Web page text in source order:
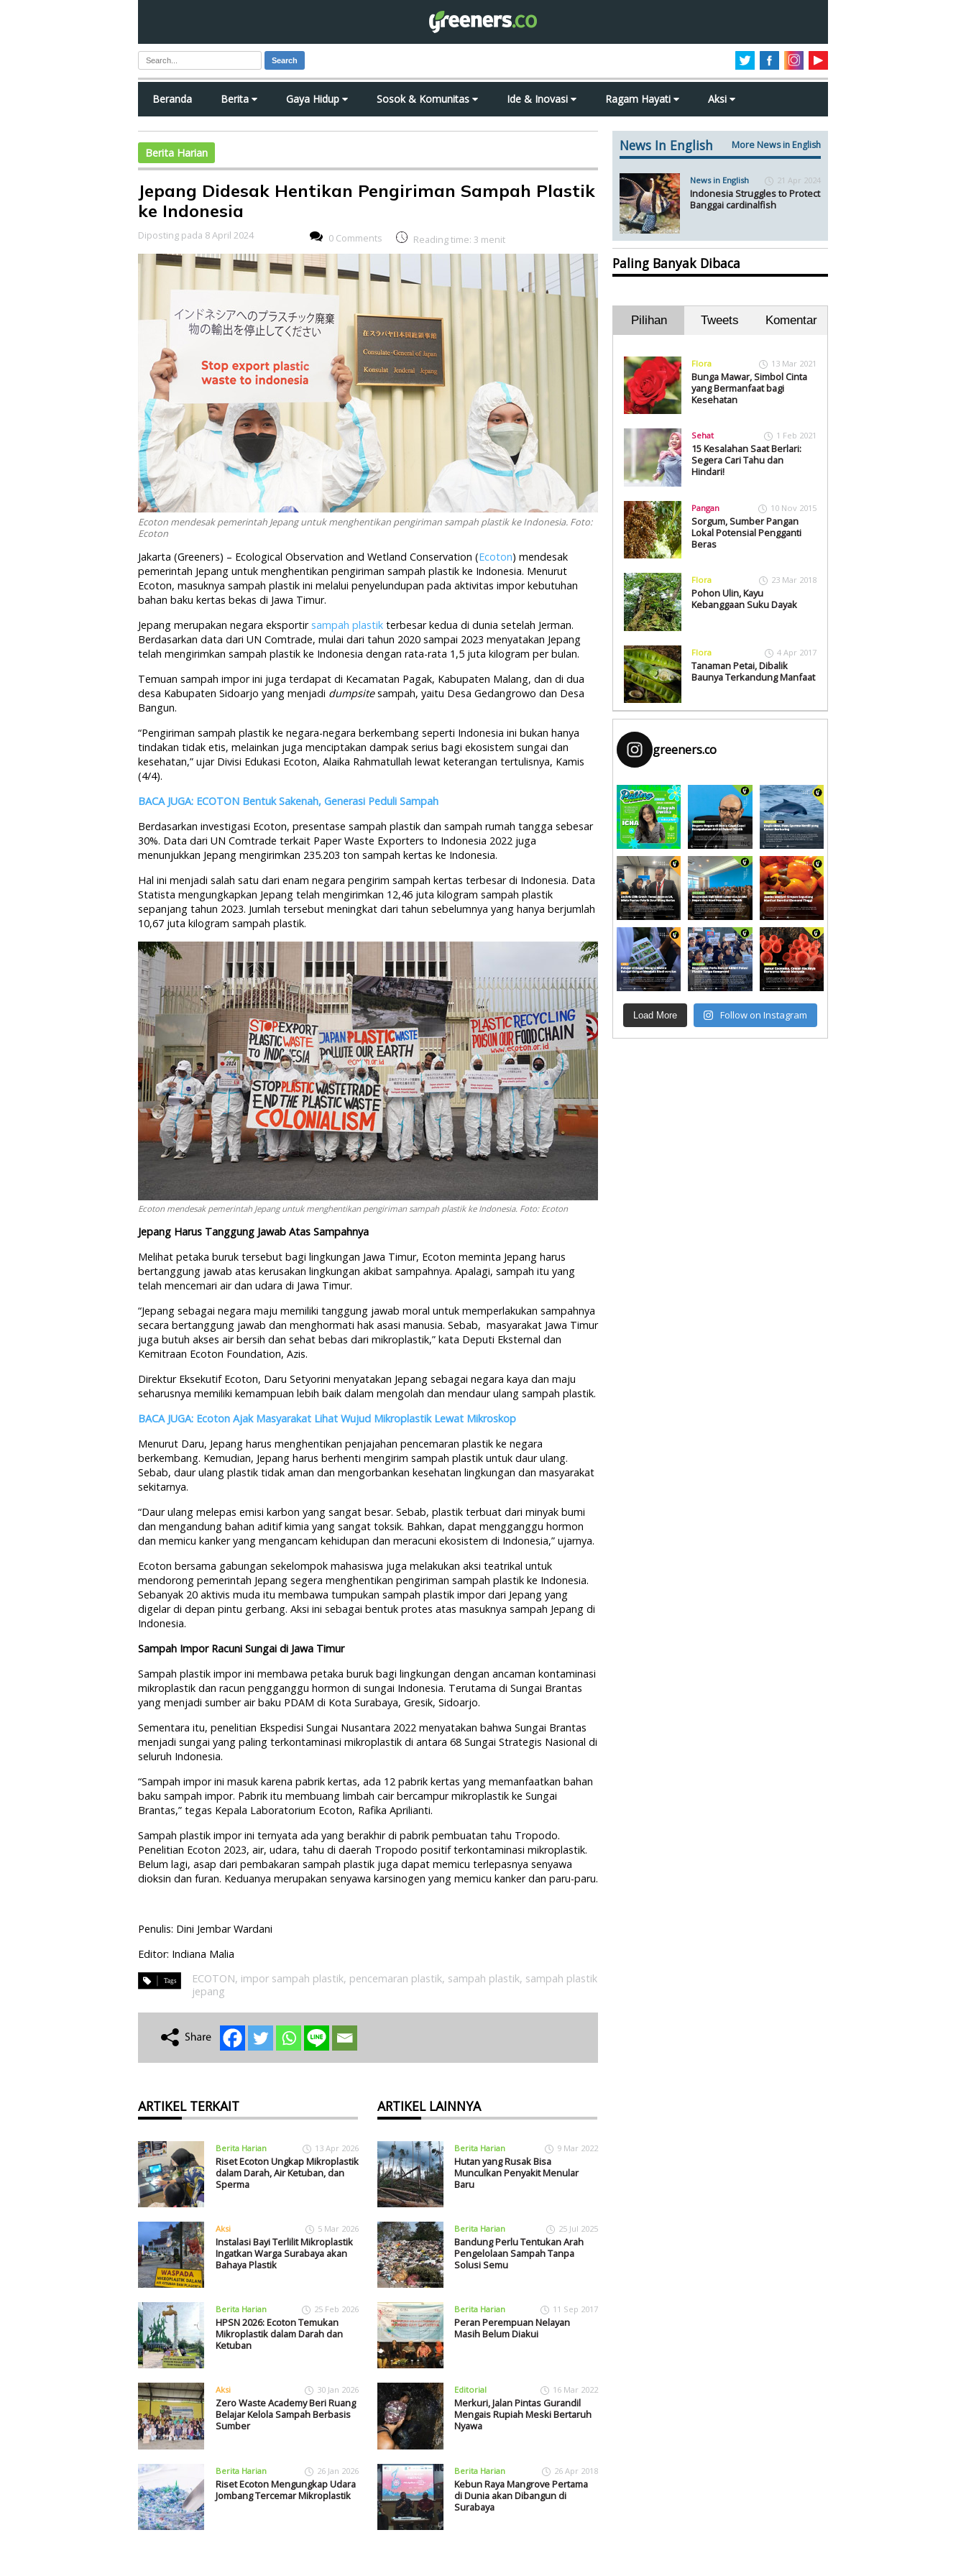
Search
Beranda Berita Gaya Hidup Sosok & Komunitas Ide & Inovasi Ragam Hayati Aksi
Berita Harian
Jepang Didesak Hentikan Pengiriman Sampah Plastik
ke Indonesia
Diposting pada 8 April 2024 0 Comments Reading time: 3 menit
Ecoton mendesak pemerintah Jepang untuk menghentikan pengiriman sampah plastik ke Indonesia. Foto:
Ecoton
Jakarta (Greeners) – Ecological Observation and Wetland Conservation (Ecoton) mendesak
pemerintah Jepang untuk menghentikan pengiriman sampah plastik ke Indonesia. Menurut
Ecoton, masuknya sampah plastik ini melalui penyelundupan pada aktivitas impor kebutuhan
bahan baku kertas bekas di Jawa Timur.
Jepang merupakan negara eksportir sampah plastik terbesar kedua di dunia setelah Jerman.
Berdasarkan data dari UN Comtrade, mulai dari tahun 2020 sampai 2023 menyatakan Jepang
telah mengirimkan sampah plastik ke Indonesia dengan rata-rata 1,5 juta kilogram per bulan.
Temuan sampah impor ini juga terdapat di Kecamatan Pagak, Kabupaten Malang, dan di dua
desa Kabupaten Sidoarjo yang menjadi dumpsitesampah, yaitu Desa Gedangrowo dan Desa
Bangun.
“Pengiriman sampah plastik ke negara-negara berkembang seperti Indonesia ini bukan hanya
tindakan tidak etis, melainkan juga menciptakan dampak serius bagi ekosistem sungai dan
kesehatan,” ujar Divisi Edukasi Ecoton, Alaika Rahmatullah lewat keterangan tertulisnya, Kamis
(4/4).
BACA JUGA: ECOTON Bentuk Sakenah, Generasi Peduli Sampah
Berdasarkan investigasi Ecoton, presentase sampah plastik dan sampah rumah tangga sebesar
30%. Data dari UN Comtrade terkait Paper Waste Exporters to Indonesia 2022 juga
menunjukkan Jepang mengirimkan 235.203 ton sampah kertas ke Indonesia.
Hal ini menjadi salah satu dari enam negara pengirim sampah kertas terbesar di Indonesia. Data
Statista mengungkapkan Jepang telah mengirimkan 12,46 juta kilogram sampah plastik
sepanjang tahun 2023. Jumlah tersebut meningkat dari tahun sebelumnya yang hanya berjumlah
10,67 juta kilogram sampah plastik.
Ecoton mendesak pemerintah Jepang untuk menghentikan pengiriman sampah plastik ke Indonesia. Foto: Ecoton
Jepang Harus Tanggung Jawab Atas Sampahnya
Melihat petaka buruk tersebut bagi lingkungan Jawa Timur, Ecoton meminta Jepang harus
bertanggung jawab atas kerusakan lingkungan akibat sampahnya. Apalagi, sampah itu yang
telah mencemari air dan udara di Jawa Timur.
“Jepang sebagai negara maju memiliki tanggung jawab moral untuk memperlakukan sampahnya
secara bertanggung jawab dan menghormati hak asasi manusia. Sebab, masyarakat Jawa Timur
juga butuh akses air bersih dan sehat bebas dari mikroplastik,” kata Deputi Eksternal dan
Kemitraan Ecoton Foundation, Azis.
Direktur Eksekutif Ecoton, Daru Setyorini menyatakan Jepang sebagai negara kaya dan maju
seharusnya memiliki kemampuan lebih baik dalam mengolah dan mendaur ulang sampah plastik.
BACA JUGA: Ecoton Ajak Masyarakat Lihat Wujud Mikroplastik Lewat Mikroskop
Menurut Daru, Jepang harus menghentikan penjajahan pencemaran plastik ke negara
berkembang. Kemudian, Jepang harus berhenti mengirim sampah plastik untuk daur ulang.
Sebab, daur ulang plastik tidak aman dan mengorbankan kesehatan lingkungan dan masyarakat
sekitarnya.
“Daur ulang melepas emisi karbon yang sangat besar. Sebab, plastik terbuat dari minyak bumi
dan mengandung bahan aditif kimia yang sangat toksik. Bahkan, dapat mengganggu hormon
dan memicu kanker yang mengancam kehidupan dan meracuni ekosistem di Indonesia,” ujarnya.
Ecoton bersama gabungan sekelompok mahasiswa juga melakukan aksi teatrikal untuk
mendorong pemerintah Jepang segera menghentikan pengiriman sampah plastik ke Indonesia.
Sebanyak 20 aktivis muda itu membawa tumpukan sampah plastik impor dari Jepang yang
digelar di depan pintu gerbang. Aksi ini sebagai bentuk protes atas masuknya sampah Jepang di
Indonesia.
Sampah Impor Racuni Sungai di Jawa Timur
Sampah plastik impor ini membawa petaka buruk bagi lingkungan dengan ancaman kontaminasi
mikroplastik dan racun pengganggu hormon di sungai Indonesia. Terutama di Sungai Brantas
yang menjadi sumber air baku PDAM di Kota Surabaya, Gresik, Sidoarjo.
Sementara itu, penelitian Ekspedisi Sungai Nusantara 2022 menyatakan bahwa Sungai Brantas
menjadi sungai yang paling terkontaminasi mikroplastik di antara 68 Sungai Strategis Nasional di
seluruh Indonesia.
“Sampah impor ini masuk karena pabrik kertas, ada 12 pabrik kertas yang memanfaatkan bahan
baku sampah impor. Pabrik itu membuang limbah cair bercampur mikroplastik ke Sungai
Brantas,” tegas Kepala Laboratorium Ecoton, Rafika Aprilianti.
Sampah plastik impor ini ternyata ada yang berakhir di pabrik pembuatan tahu Tropodo.
Penelitian Ecoton 2023, air, udara, tahu di daerah Tropodo positif terkontaminasi mikroplastik.
Belum lagi, asap dari pembakaran sampah plastik juga dapat memicu terlepasnya senyawa
dioksin dan furan. Keduanya merupakan senyawa karsinogen yang memicu kanker dan paru-paru.
Penulis: Dini Jembar Wardani
Editor: Indiana Malia
ECOTON, impor sampah plastik, pencemaran plastik, sampah plastik, sampah plastik
jepang
ARTIKEL TERKAIT
Berita Harian 13 Apr 2026
Riset Ecoton Ungkap Mikroplastik
dalam Darah, Air Ketuban, dan
Sperma
Aksi 5 Mar 2026
Instalasi Bayi Terlilit Mikroplastik
Ingatkan Warga Surabaya akan
Bahaya Plastik
Berita Harian 25 Feb 2026
HPSN 2026: Ecoton Temukan
Mikroplastik dalam Darah dan
Ketuban
Aksi 30 Jan 2026
Zero Waste Academy Beri Ruang
Belajar Kelola Sampah Berbasis
Sumber
Berita Harian 26 Jan 2026
Riset Ecoton Mengungkap Udara
Jombang Tercemar Mikroplastik
ARTIKEL LAINNYA
Berita Harian 9 Mar 2022
Hutan yang Rusak Bisa
Munculkan Penyakit Menular
Baru
Berita Harian 25 Jul 2025
Bandung Perlu Tentukan Arah
Pengelolaan Sampah Tanpa
Solusi Semu
Berita Harian 11 Sep 2017
Peran Perempuan Nelayan
Masih Belum Diakui
Editorial 16 Mar 2022
Merkuri, Jalan Pintas Gurandil
Mengais Rupiah Meski Bertaruh
Nyawa
Berita Harian 26 Apr 2018
Kebun Raya Mangrove Pertama
di Dunia akan Dibangun di
Surabaya
News In English More News in English
News in English 21 Apr 2024
Indonesia Struggles to Protect
Banggai cardinalfish
Paling Banyak Dibaca
Pilihan Tweets Komentar
Flora 13 Mar 2021
Bunga Mawar, Simbol Cinta
yang Bermanfaat bagi
Kesehatan
Sehat 1 Feb 2021
15 Kesalahan Saat Berlari:
Segera Cari Tahu dan
Hindari!
Pangan 10 Nov 2015
Sorgum, Sumber Pangan
Lokal Potensial Pengganti
Beras
Flora 23 Mar 2018
Pohon Ulin, Kayu
Kebanggaan Suku Dayak
Flora 4 Apr 2017
Tanaman Petai, Dibalik
Baunya Terkandung Manfaat
greeners.co
Load More Follow on Instagram